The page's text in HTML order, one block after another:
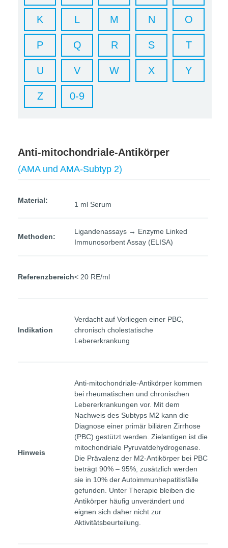
K L M N O
P Q R S T
U V W X Y
Z 0-9
Anti-mitochondriale-Antikörper
(AMA und AMA-Subtyp 2)
Material: 1 ml Serum
Methoden:
Ligandenassays → Enzyme Linked
Immunosorbent Assay (ELISA)
Referenzbereich< 20 RE/ml
Indikation
Verdacht auf Vorliegen einer PBC,
chronisch cholestatische
Lebererkrankung
Hinweis
Anti-mitochondriale-Antikörper kommen
bei rheumatischen und chronischen
Lebererkrankungen vor. Mit dem
Nachweis des Subtyps M2 kann die
Diagnose einer primär biliären Zirrhose
(PBC) gestützt werden. Zielantigen ist die
mitochondriale Pyruvatdehydrogenase.
Die Prävalenz der M2-Antikörper bei PBC
beträgt 90% – 95%, zusätzlich werden
sie in 10% der Autoimmunhepatitisfälle
gefunden. Unter Therapie bleiben die
Antikörper häufig unverändert und
eignen sich daher nicht zur
Aktivitätsbeurteilung.